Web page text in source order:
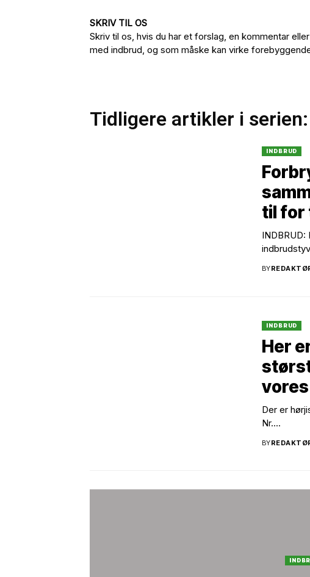
SKRIV TIL OS
Skriv til os, hvis du har et forslag, en kommentar
med indbrud, og som måske kan virke
Tidligere artikler i serien:
INDBRUD
til for
BY
INDBRUD
Her
Der er
Nr....
BY